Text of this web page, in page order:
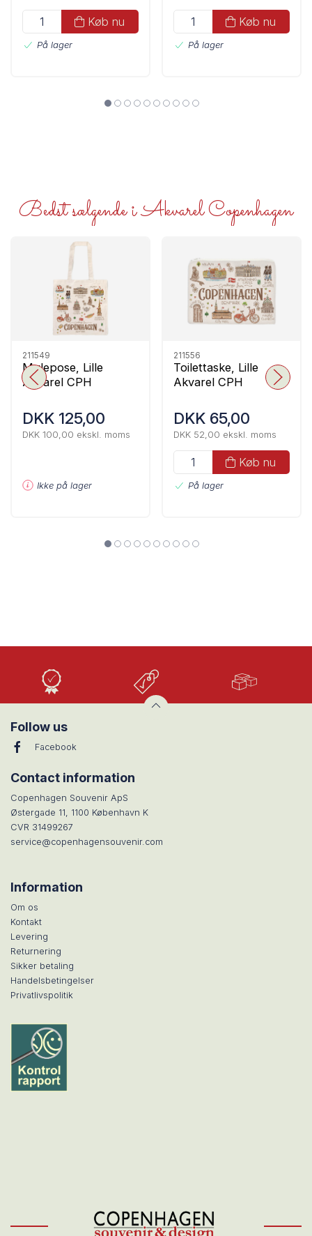
Køb nu
På lager
Køb nu
På lager
Bedst sælgende i Akvarel Copenhagen
211549
Mulepose, Lille
Akvarel CPH
DKK 125,00
DKK 100,00 ekskl. moms
Ikke på lager
211556
Toilettaske, Lille
Akvarel CPH
DKK 65,00
DKK 52,00 ekskl. moms
Køb nu
På lager
Kvalitet
Follow us
Facebook
Contact information
Copenhagen Souvenir ApS
Østergade 11, 1100 København K
CVR 31499267
service@copenhagensouvenir.com
Information
Om os
Kontakt
Levering
Returnering
Sikker betaling
Handelsbetingelser
Privatlivspolitik